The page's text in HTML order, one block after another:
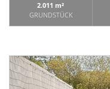
2.011 m²
GRUNDSTÜCK